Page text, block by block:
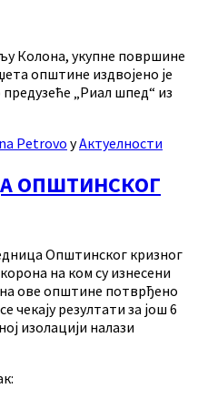
Колона, укупне површине
општине издвојено је
предузеће „Риал шпед“ из
PetrovoуАктуелности
ОПШТИНСКОГ
Општинског кризног
на ком су изнесени
ове општине потврђено
чекају резултати за још 6
изолацији налази